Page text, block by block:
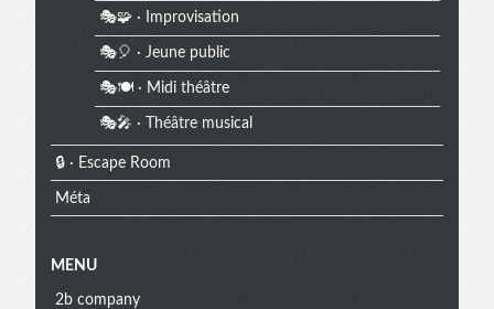
🎭🧩 · Improvisation
🎭🎈 · Jeune public
🎭🍽️ · Midi théâtre
🎭🎤 · Théâtre musical
🔒 · Escape Room
Méta
MENU
2b company